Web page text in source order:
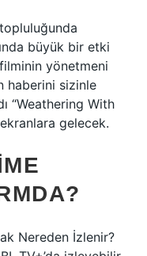
büyük bir etki
yönetmeni
haberini sizinle
“Weathering With
gelecek.
Nereden İzlenir?